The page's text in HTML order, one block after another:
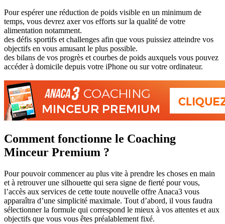
Pour espérer une réduction de poids visible en un minimum de
temps, vous devrez axer vos efforts sur la qualité de votre
alimentation notamment.
des défis sportifs et challenges afin que vous puissiez atteindre vos
objectifs en vous amusant le plus possible.
des bilans de vos progrès et courbes de poids auxquels vous pouvez
accéder à domicile depuis votre iPhone ou sur votre ordinateur.
Comment fonctionne le Coaching
Minceur Premium ?
Pour pouvoir commencer au plus vite à prendre les choses en main
et à retrouver une silhouette qui sera signe de fierté pour vous,
l’accès aux services de cette toute nouvelle offre Anaca3 vous
apparaîtra d’une simplicité maximale. Tout d’abord, il vous faudra
sélectionner la formule qui correspond le mieux à vos attentes et aux
objectifs que vous vous êtes préalablement fixé.